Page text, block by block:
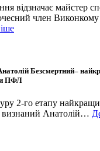
відзначає майстер
член
Безсмертний–
ПФЛ
2-го етапу
Анатолій…